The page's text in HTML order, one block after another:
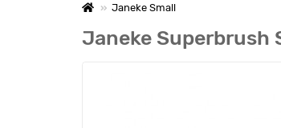
Janeke Small
Janeke Superbrush